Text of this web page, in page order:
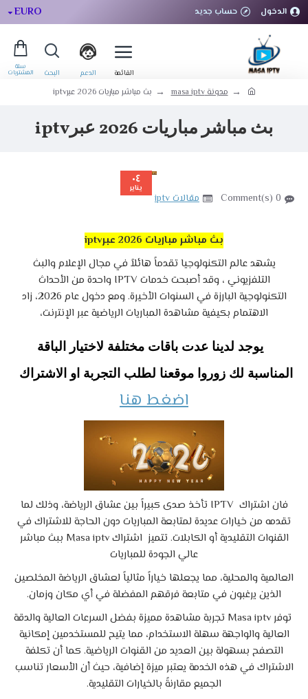
الدخول حساب جديد EURO
مدونة masa iptv بث مباشر مباريات 2026 عبرiptv
بث مباشر مباريات 2026 عبرiptv
٠٤
يناير
0 Comment(s) مقالات iptv
بث مباشر مباريات 2026 عبرiptv
يشهد عالم التكنولوجيا تقدماً هائلاً في مجال الإعلام والبث
التلفزيوني ، وقد أصبحت خدمات IPTV واحدة من الأحداث
التكنولوجية البارزة في السنوات الأخيرة. ومع دخول عام 2026، زاد
الاهتمام بكيفية مشاهدة المباريات الرياضية عبر الإنترنت،
يوجد لدينا عدت باقات مختلفة لاختيار الباقة
المناسبة لك زوروا موقعنا لطلب التجربة او الاشتراك
اضغط هنا
فان اشتراك IPTV تأخذ صدى كبيراً بين عشاق الرياضة، وذلك لما
تقدمه من خيارات عديدة لمتابعة المباريات دون الحاجة للاشتراك في
القنوات التقليدية أو الكابلات. تتميز اشتراك Masa iptv ببث مباشر
عالي الجودة للمباريات
العالمية والمحلية، مما يجعلها خياراً مثالياً لعشاق الرياضة المخلصين
الذين يرغبون في متابعة فرقهم المفضلة في أي مكان وزمان.
توفر Masa iptv تجربة مشاهدة مميزة بفضل السرعات العالية والدقة
العالية والواجهة سهلة الاستخدام، مما يتيح للمستخدمين إمكانية
التصفح بسهولة بين العديد من القنوات الرياضية. كما أن تكلفة
الاشتراك في هذه الخدمة يعتبر ميزة إضافية، حيث أن الأسعار تناسب
الجميع مقارنةً بالخيارات التقليدية.